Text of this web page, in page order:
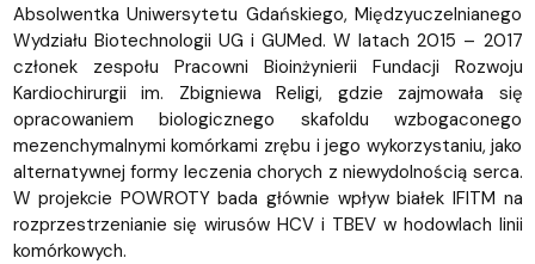
Absolwentka Uniwersytetu Gdańskiego, Międzyuczelnianego
Wydziału Biotechnologii UG i GUMed. W latach 2015 – 2017
członek zespołu Pracowni Bioinżynierii Fundacji Rozwoju
Kardiochirurgii im. Zbigniewa Religi, gdzie zajmowała się
opracowaniem biologicznego skafoldu wzbogaconego
mezenchymalnymi komórkami zrębu i jego wykorzystaniu, jako
alternatywnej formy leczenia chorych z niewydolnością serca.
W projekcie POWROTY bada głównie wpływ białek IFITM na
rozprzestrzenianie się wirusów HCV i TBEV w hodowlach linii
komórkowych.